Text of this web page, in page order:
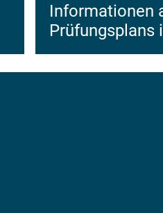
Informationen
Prüfungsplans